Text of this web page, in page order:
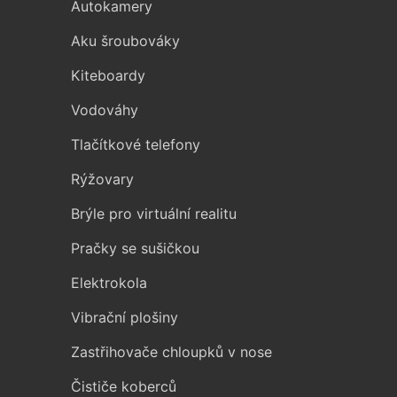
Autokamery
Aku šroubováky
Kiteboardy
Vodováhy
Tlačítkové telefony
Rýžovary
Brýle pro virtuální realitu
Pračky se sušičkou
Elektrokola
Vibrační plošiny
Zastřihovače chloupků v nose
Čističe koberců